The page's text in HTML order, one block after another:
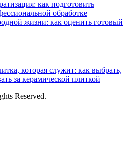
как подготовить
обработке
жизни: как оценить готовый
которая служит: как выбрать,
за керамической плиткой
Reserved.